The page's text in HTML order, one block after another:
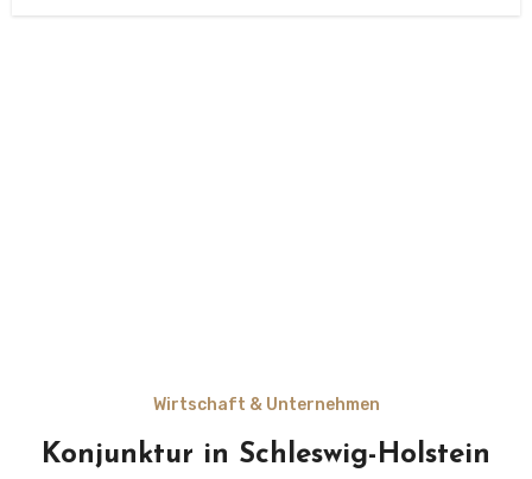
Wirtschaft & Unternehmen
Konjunktur in Schleswig-Holstein